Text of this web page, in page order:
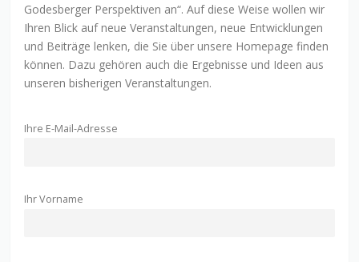
Godesberger Perspektiven an“. Auf diese Weise wollen wir
Ihren Blick auf neue Veranstaltungen, neue Entwicklungen
und Beiträge lenken, die Sie über unsere Homepage finden
können. Dazu gehören auch die Ergebnisse und Ideen aus
unseren bisherigen Veranstaltungen.
Ihre E-Mail-Adresse
Ihr Vorname